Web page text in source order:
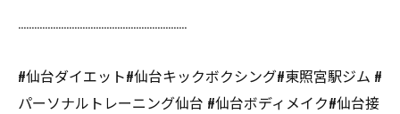
………………………………………………………
#仙台ダイエット#仙台キックボクシング#東照宮駅ジム #
パーソナルトレーニング仙台 #仙台ボディメイク#仙台接